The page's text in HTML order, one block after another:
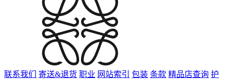
联系我们 寄送&退货 职业 网站索引 包装 条款 精品店查询 护